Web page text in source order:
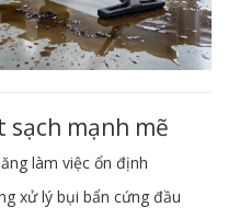
sạch mạnh mẽ
làm việc ổn định
xử lý bụi bẩn cứng đầu